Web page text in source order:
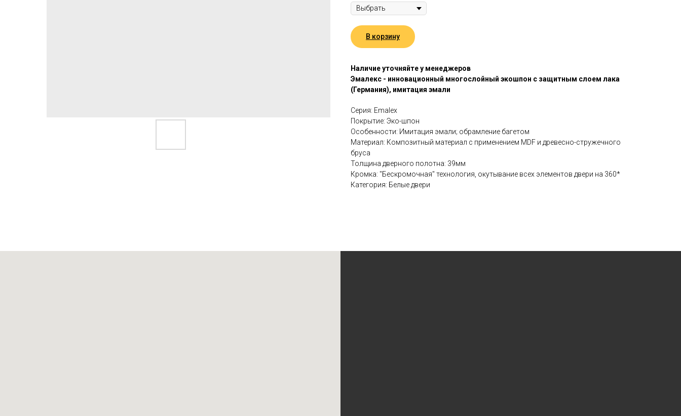
В корзину
Наличие уточняйте у менеджеров
Эмалекс - инновационный многослойный экошпон с защитным слоем лака
(Германия), имитация эмали
Серия: Emalex
Покрытие: Эко-шпон
Особенности: Имитация эмали; обрамление багетом
Материал: Композитный материал с применением MDF и древесно-стружечного
бруса
Толщина дверного полотна: 39мм
Кромка: "Бескромочная" технология, окутывание всех элементов двери на 360*
Категория: Белые двери